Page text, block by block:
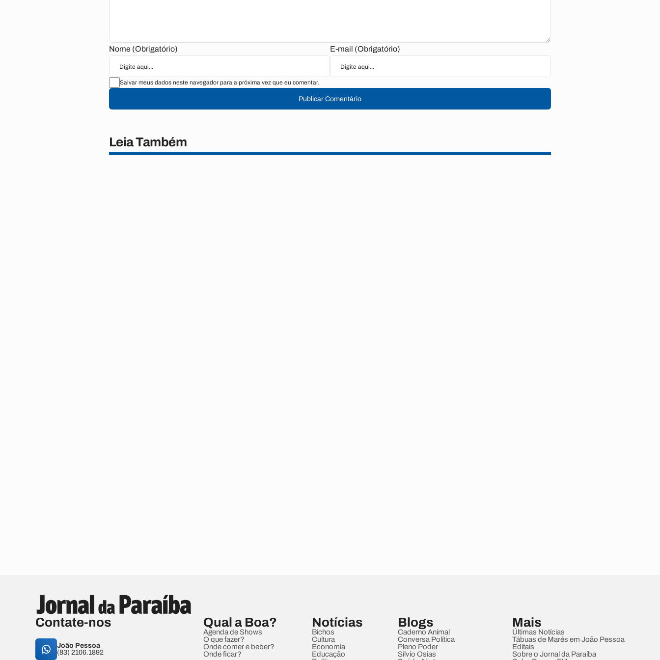
Nome (Obrigatório) E-mail (Obrigatório)
Salvar meus dados neste navegador para a próxima vez que eu comentar.
Publicar Comentário
Leia Também
Contate-nos
João Pessoa
(83) 2106.1892
Qual a Boa?
Agenda de Shows
O que fazer?
Onde comer e beber?
Onde ficar?
Notícias
Bichos
Cultura
Economia
Educação
Blogs
Caderno Animal
Conversa Política
Pleno Poder
Sílvio Osias
Mais
Últimas Notícias
Tábuas de Marés em João Pessoa
Editais
Sobre o Jornal da Paraíba